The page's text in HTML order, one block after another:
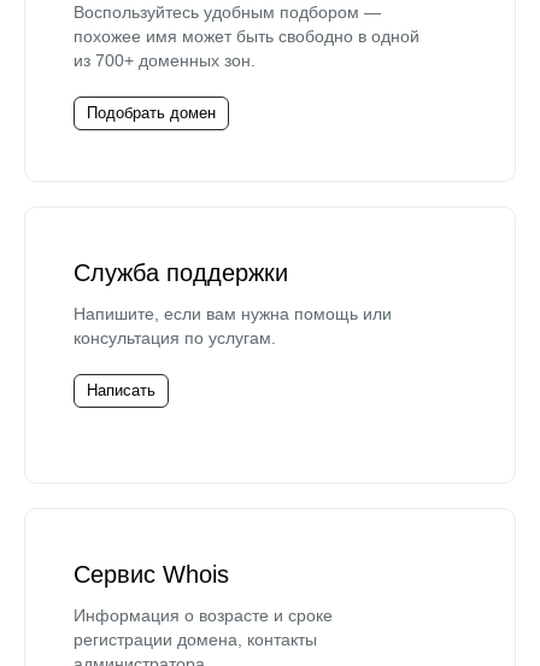
Воспользуйтесь удобным подбором —
похожее имя может быть свободно в одной
из 700+ доменных зон.
Подобрать домен
Служба поддержки
Напишите, если вам нужна помощь или
консультация по услугам.
Написать
Сервис Whois
Информация о возрасте и сроке
регистрации домена, контакты